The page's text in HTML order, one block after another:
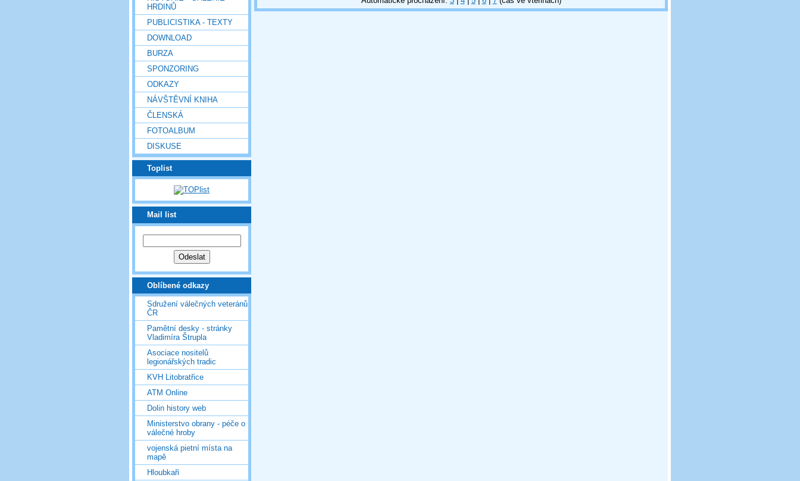
HRDINŮ
PUBLICISTIKA - TEXTY
DOWNLOAD
BURZA
SPONZORING
ODKAZY
NÁVŠTĚVNÍ KNIHA
ČLENSKÁ
FOTOALBUM
DISKUSE
Toplist
Mail list
Oblíbené odkazy
Sdružení válečných veteránů
ČR
Pamětní desky - stránky
Vladimíra Štrupla
Asociace nositelů
legionářských tradic
KVH Litobratřice
ATM Online
Dolin history web
Ministerstvo obrany - péče o
válečné hroby
vojenská pietní místa na
mapě
Hloubkaři